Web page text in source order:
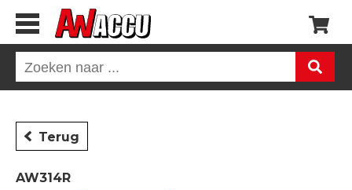
Terug
AW314R